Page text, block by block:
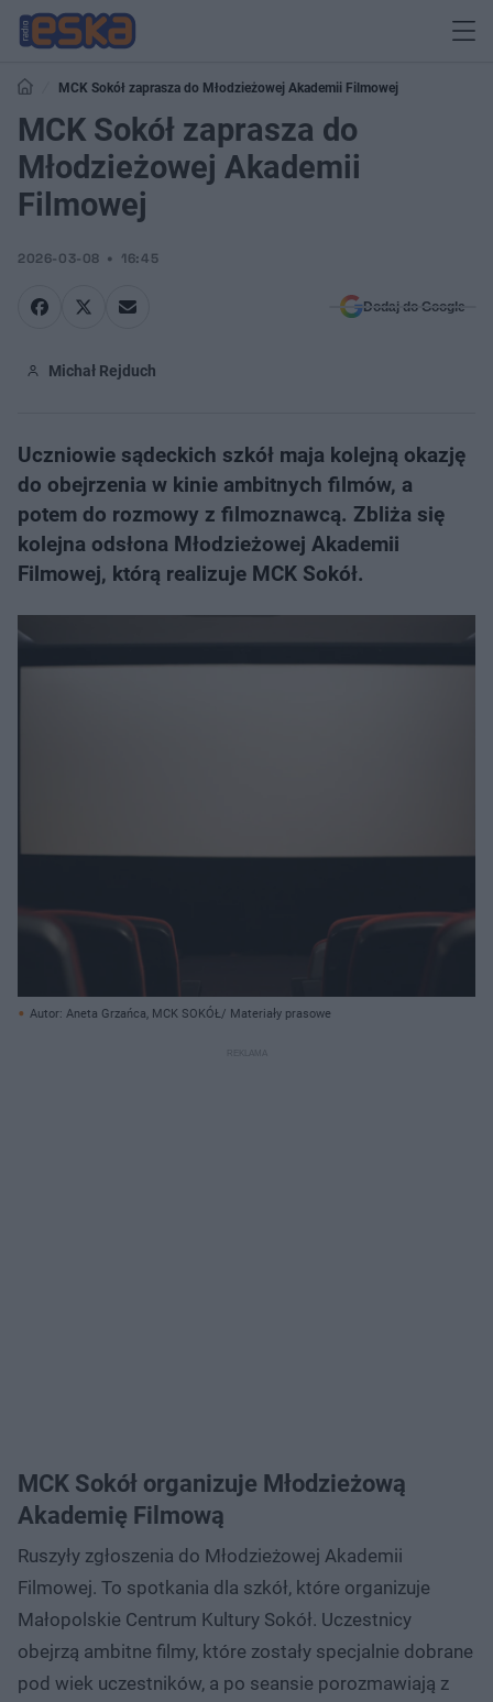
MCK Sokół zaprasza do Młodzieżowej Akademii Filmowej
MCK Sokół zaprasza do
Młodzieżowej Akademii
Filmowej
2026-03-08 16:45
Dodaj do Google
Michał Rejduch
Uczniowie sądeckich szkół maja kolejną okazję
do obejrzenia w kinie ambitnych filmów, a
potem do rozmowy z filmoznawcą. Zbliża się
kolejna odsłona Młodzieżowej Akademii
Filmowej, którą realizuje MCK Sokół.
Autor: Aneta Grzańca, MCK SOKÓŁ/ Materiały prasowe
MCK Sokół organizuje Młodzieżową
Akademię Filmową
Ruszyły zgłoszenia do Młodzieżowej Akademii
Filmowej. To spotkania dla szkół, które organizuje
Małopolskie Centrum Kultury Sokół. Uczestnicy
obejrzą ambitne filmy, które zostały specjalnie dobrane
pod wiek uczestników, a po seansie porozmawiają z